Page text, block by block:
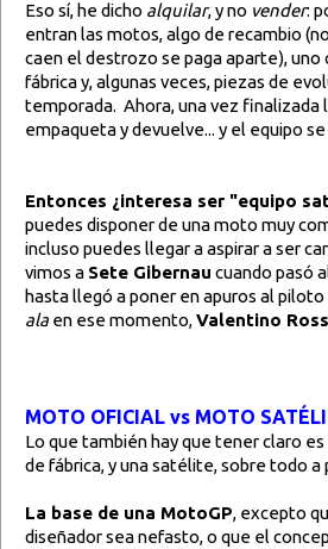
Eso sí, he dicho alquilar, y no vender:
entran las motos, algo de recambio
caen el destrozo se paga aparte), uno
fábrica y, algunas veces, piezas de
temporada. Ahora, una vez finalizada
empaqueta y devuelve... y el equipo
Entonces ¿interesa ser "equipo
puedes disponer de una moto muy
incluso puedes llegar a aspirar a ser
vimos a Sete Gibernau cuando pasó
hasta llegó a poner en apuros al
ala en ese momento,Valentino
MOTO OFICIAL vs MOTO
Lo que también hay que tener claro
de fábrica, y una satélite, sobre todo
La base de una MotoGP, excepto
diseñador sea nefasto, o que el